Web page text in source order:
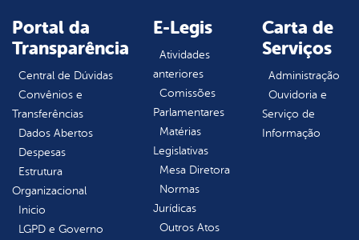
Portal da
Transparência
Central de Dúvidas
Convênios e
Transferências
Dados Abertos
Despesas
Estrutura
Organizacional
Inicio
LGPD e Governo
E-Legis
Atividades
anteriores
Comissões
Parlamentares
Matérias
Legislativas
Mesa Diretora
Normas
Jurídicas
Outros Atos
Carta de
Serviços
Administração
Ouvidoria e
Serviço de
Informação